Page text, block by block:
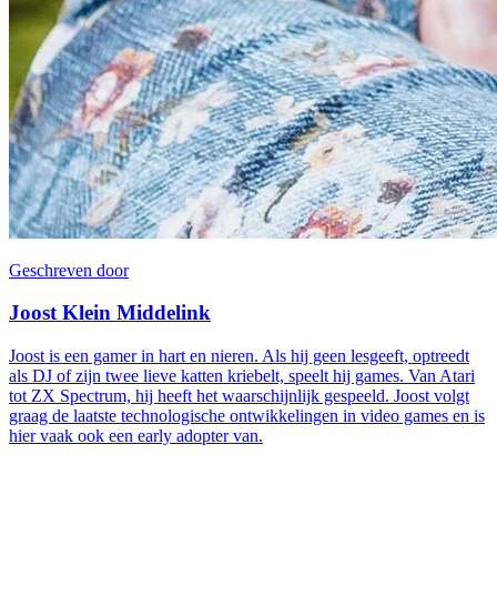
Geschreven door
Joost Klein Middelink
Joost is een gamer in hart en nieren. Als hij geen lesgeeft, optreedt
als DJ of zijn twee lieve katten kriebelt, speelt hij games. Van Atari
tot ZX Spectrum, hij heeft het waarschijnlijk gespeeld. Joost volgt
graag de laatste technologische ontwikkelingen in video games en is
hier vaak ook een early adopter van.